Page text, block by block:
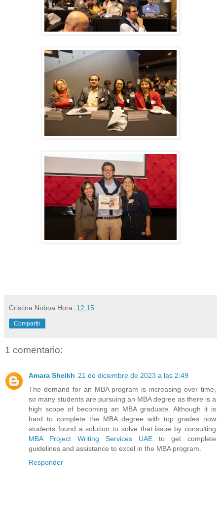
Cristina Noboa Hora: 12:15
Compartir
1 comentario:
Amara Sheikh 21 de diciembre de 2023 a las 2:49
The demand for an MBA program is increasing over time,
so many students are pursuing an MBA degree as there is a
high scope of becoming an MBA graduate. Although it is
hard to complete the MBA degree with top grades now
students found a solution to solve that issue by consulting
MBA Project Writing Services UAE to get complete
guidelines and assistance to excel in the MBA program.
Responder